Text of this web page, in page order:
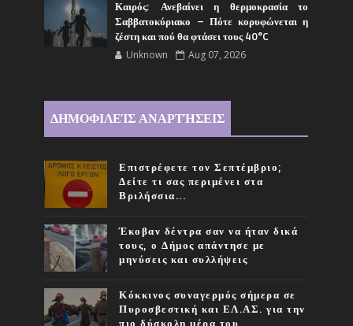
Καιρός: Ανεβαίνει η θερμοκρασία το
Σαββατοκύριακο – Πότε κορυφώνεται η
ζέστη και πού θα φτάσει τους 40°C
Unknown Aug 07, 2026
ΔΗΜΟΦΙΛΕΊΣ ΑΝΑΡΤΉΣΕΙΣ
Επιστρέφετε τον Σεπτέμβριο;
Δείτε τι σας περιμένει στα
Βριλήσσια...
Έκοβαν δέντρα σαν να ήταν δικά
τους, ο Δήμος απάντησε με
μηνύσεις και συλλήψεις
Κόκκινος συναγερμός σήμερα σε
Πυροσβεστική και ΕΛ.ΑΣ. για την